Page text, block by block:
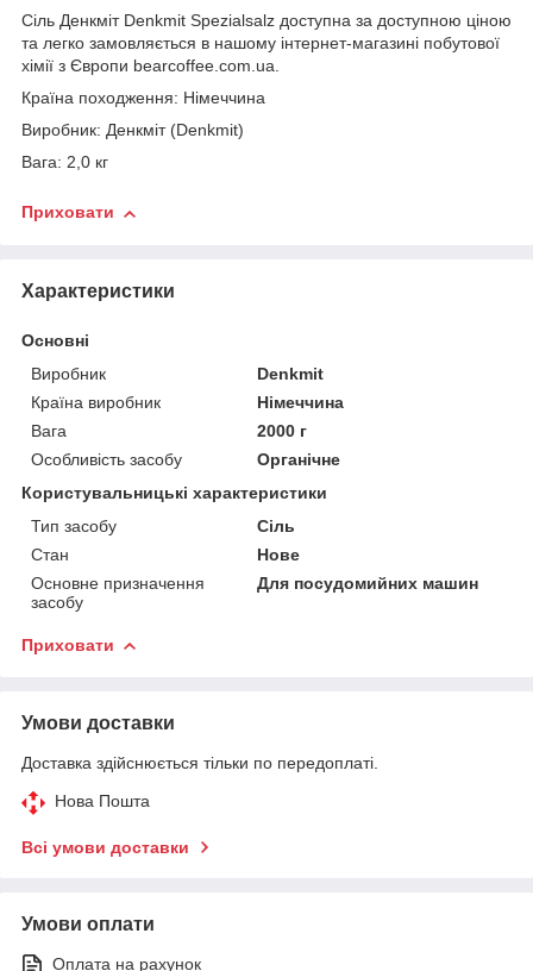
Сіль Денкміт Denkmit Spezialsalz доступна за доступною ціною
та легко замовляється в нашому інтернет-магазині побутової
хімії з Європи bearcoffee.com.ua.
Країна походження: Німеччина
Виробник: Денкміт (Denkmit)
Вага: 2,0 кг
Приховати
Характеристики
Основні
Виробник
Denkmit
Країна виробник
Німеччина
Вага
2000 г
Особливість засобу
Органічне
Користувальницькі характеристики
Тип засобу
Сіль
Стан
Нове
Основне призначення
засобу
Для посудомийних машин
Приховати
Умови доставки
Доставка здійснюється тільки по передоплаті.
Нова Пошта
Всі умови доставки
Умови оплати
Оплата на рахунок